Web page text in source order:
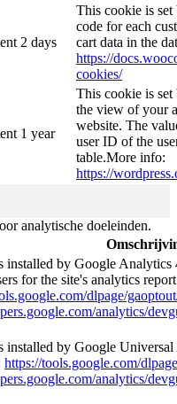
2 days
This cookie is
code for each
cart data in the
https://
cookies/
1 year
This cookie is set
the view of your
website. The
user ID of the
table.More info:
https://
analytische doeleinden.
installed by Google Analytics
for the site's analytics
dlpage/
analytics/
installed by Google Universal
https://tools.google.com/
analytics/